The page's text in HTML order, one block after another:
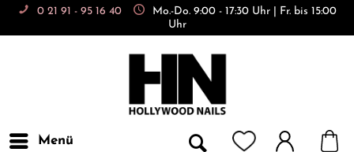
0 21 91 - 95 16 40
Mo.-Do. 9:00 - 17:30 Uhr | Fr. bis 15:00
Uhr
Menü